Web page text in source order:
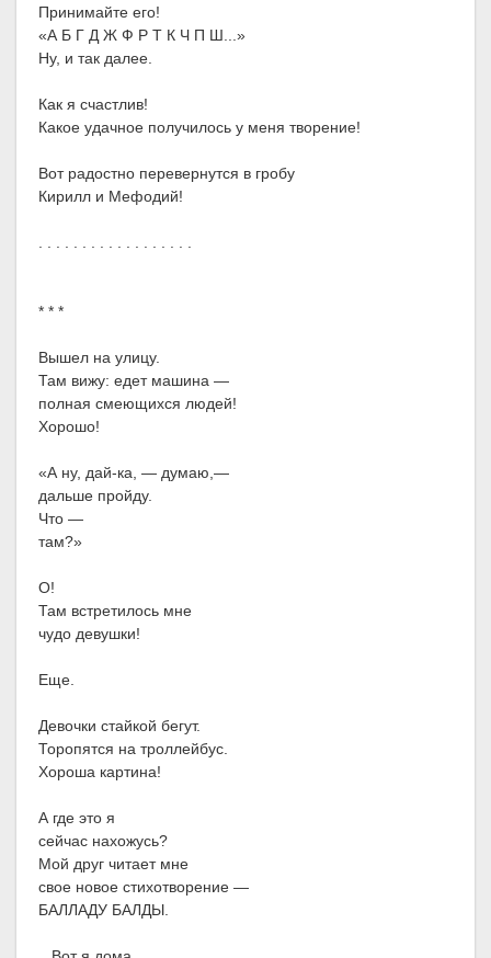
Принимайте его!
«А Б Г Д Ж Ф Р Т К Ч П Ш...»
Ну, и так далее.
Как я счастлив!
Какое удачное получилось у меня творение!
Вот радостно перевернутся в гробу
Кирилл и Мефодий!
. . . . . . . . . . . . . . . . . .
* * *
Вышел на улицу.
Там вижу: едет машина —
полная смеющихся людей!
Хорошо!
«А ну, дай-ка, — думаю,—
дальше пройду.
Что —
там?»
О!
Там встретилось мне
чудо девушки!
Еще.
Девочки стайкой бегут.
Торопятся на троллейбус.
Хороша картина!
А где это я
сейчас нахожусь?
Мой друг читает мне
свое новое стихотворение —
БАЛЛАДУ БАЛДЫ.